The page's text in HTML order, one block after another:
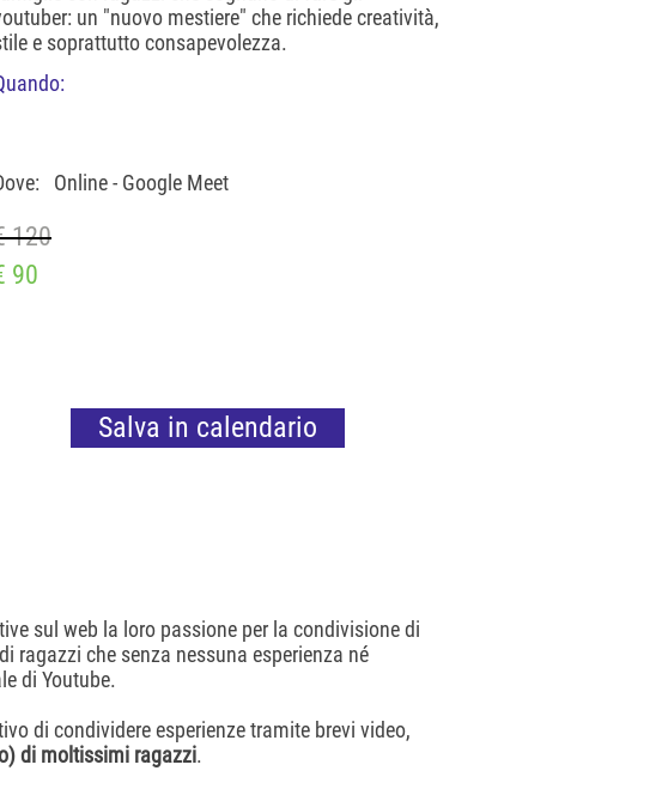
un "nuovo mestiere" che richiede creatività,
e soprattutto consapevolezza.
Online - Google Meet
120
90
Salva in calendario
sul web la loro passione per la condivisione di
ragazzi che senza nessuna esperienza né
di Youtube.
di condividere esperienze tramite brevi video,
di moltissimi ragazzi.